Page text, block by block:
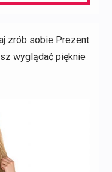
zrób sobie Prezent
wyglądać pięknie